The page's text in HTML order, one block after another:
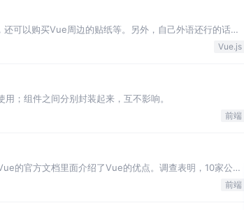
可以购买Vue周边的贴纸等。另外，自己外语还行的话，
Vue.js
；组件之间分别封装起来，互不影响。
前端
的官方文档里面介绍了Vue的优点。调查表明，10家公司
前端